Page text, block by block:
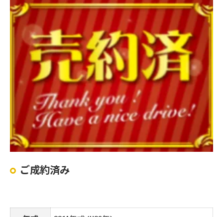
ご成約済み